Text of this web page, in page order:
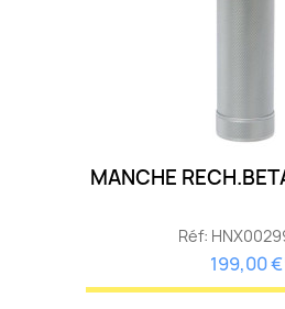
MANCHE
Réf:
199,00 €